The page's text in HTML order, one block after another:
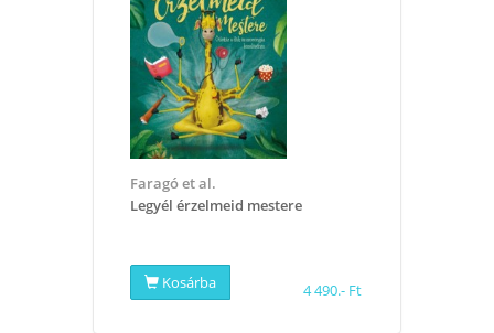
Faragó et al.
Legyél érzelmeid mestere
Kosárba 4 490.- Ft